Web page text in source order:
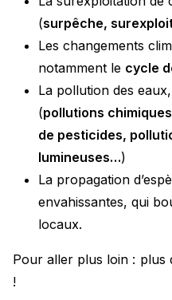
(surpêche,
Les changements
notamment le cycle
La pollution des
(pollutions
de pesticides,
lumineuses…)
La propagation
envahissantes, qui
locaux.
Pour aller plus loin : plus
!